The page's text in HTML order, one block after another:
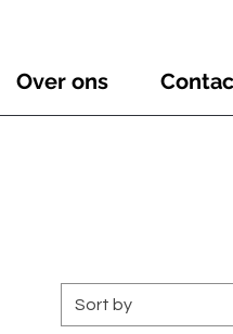
Over ons
Sort by